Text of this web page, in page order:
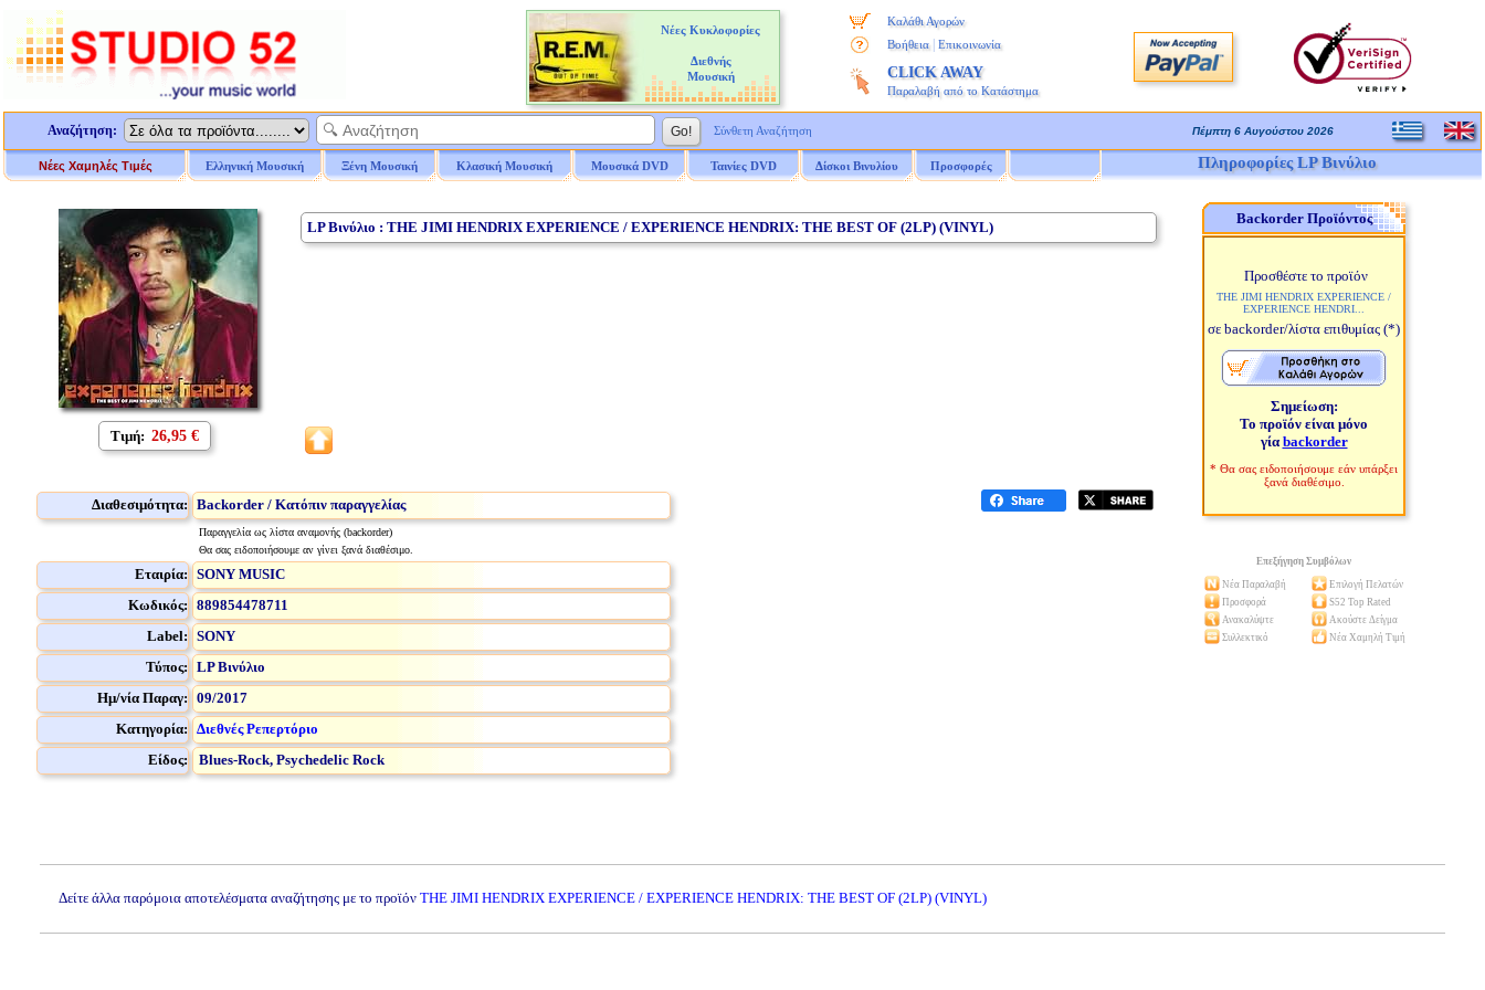
Νέες Κυκλοφορίες
Διεθνής
Μουσική
Καλάθι Αγορών
Βοήθεια
Επικοινωνία
CLICK AWAY
Παραλαβή από το Κατάστημα
Αναζήτηση: Σύνθετη Αναζήτηση Πέμπτη 6 Αυγούστου 2026
Νέες Χαμηλές Τιμές Ελληνική Μουσική Ξένη Μουσική Κλασική Μουσική Μουσικά DVD Ταινίες DVD Δίσκοι Βινυλίου Προσφορές Πληροφορίες LP Βινύλιο
Τιμή: 26,95 €
LP Βινύλιο : THE JIMI HENDRIX EXPERIENCE / EXPERIENCE HENDRIX: THE BEST OF (2LP) (VINYL)
Διαθεσιμότητα: Backorder / Κατόπιν παραγγελίας
Παραγγελία ως λίστα αναμονής (backorder)
Θα σας ειδοποιήσουμε αν γίνει ξανά διαθέσιμο.
Εταιρία: SONY MUSIC
Κωδικός: 889854478711
Label: SONY
Τύπος: LP Βινύλιο
Ημ/νία Παραγ: 09/2017
Κατηγορία: Διεθνές Ρεπερτόριο
Είδος:
Blues-Rock, Psychedelic Rock
Backorder Προϊόντος
Προσθέστε το προϊόν
THE JIMI HENDRIX EXPERIENCE /
EXPERIENCE HENDRI...
σε backorder/λίστα επιθυμίας (*)
Σημείωση:
Το προϊόν είναι μόνο
γία backorder
* Θα σας ειδοποιήσουμε εάν υπάρξει
ξανά διαθέσιμο.
Επεξήγηση Συμβόλων
Νέα Παραλαβή
Επιλογή Πελατών
Προσφορά
S52 Top Rated
Ανακαλύψτε
Ακούστε Δείγμα
Συλλεκτικό
Νέα Χαμηλή Τιμή
Δείτε άλλα παρόμοια αποτελέσματα αναζήτησης με το προϊόν THE JIMI HENDRIX EXPERIENCE / EXPERIENCE HENDRIX: THE BEST OF (2LP) (VINYL)